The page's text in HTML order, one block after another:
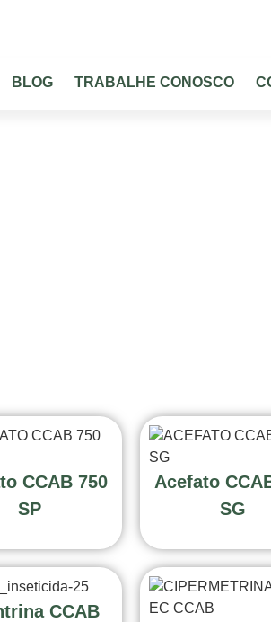
BLOG TRABALHE CONOSCO
CCAB 750
SP
Acefato
SG
CCAB